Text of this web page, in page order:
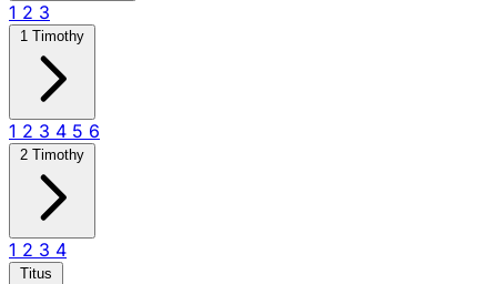
1 2 3
1 Timothy
1 2 3 4 5 6
2 Timothy
1 2 3 4
Titus